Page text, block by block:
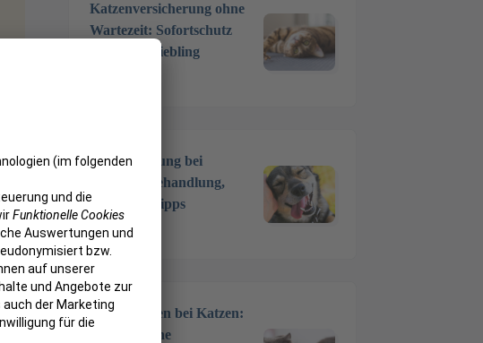
Katzenversicherung ohne
Wartezeit: Sofortschutz
für Ihren Liebling
Zahnreinigung bei
Hunden: Behandlung,
Kosten & Tipps
20 Dez. 2024
Zähne ziehen bei Katzen:
Wann ist eine